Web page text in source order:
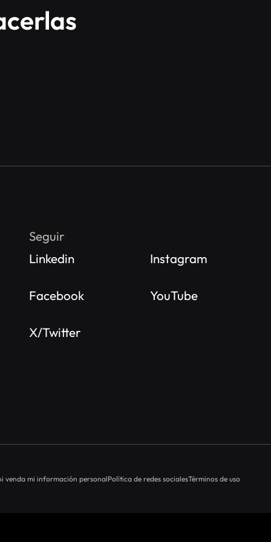
Seguir
Linkedin
Facebook
X/Twitter
Instagram
YouTube
venda mi información personalPolítica de redes socialesTérminos de uso